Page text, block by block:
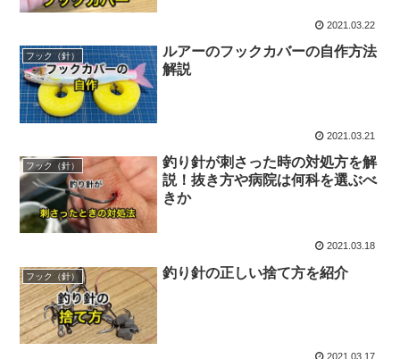
2021.03.22
フック（針）
ルアーのフックカバーの自作方法
解説
2021.03.21
フック（針）
釣り針が刺さった時の対処方を解
説！抜き方や病院は何科を選ぶべ
きか
2021.03.18
フック（針） 釣り針の正しい捨て方を紹介
2021.03.17